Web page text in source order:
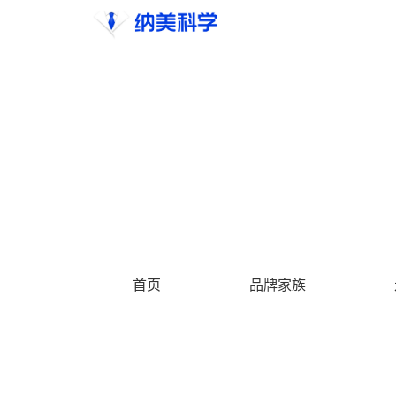
首页 品牌家族